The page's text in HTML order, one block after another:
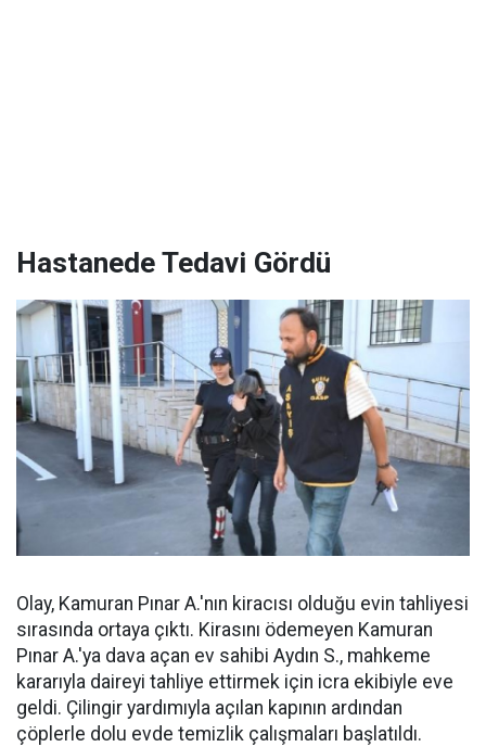
Hastanede Tedavi Gördü
Olay, Kamuran Pınar A.'nın kiracısı olduğu evin tahliyesi
sırasında ortaya çıktı. Kirasını ödemeyen Kamuran
Pınar A.'ya dava açan ev sahibi Aydın S., mahkeme
kararıyla daireyi tahliye ettirmek için icra ekibiyle eve
geldi. Çilingir yardımıyla açılan kapının ardından
çöplerle dolu evde temizlik çalışmaları başlatıldı.